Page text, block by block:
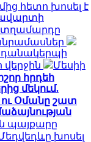
հետո խոսել է
տղամարդը
Մեսիի
հրդեհ
մեկում.
ու Օմանը շատ
պայքարը
խոսել